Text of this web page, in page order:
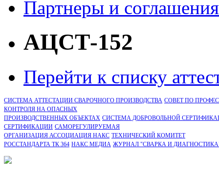
Партнеры и соглашения
АЦСТ-152
Перейти к списку
СИСТЕМА АТТЕСТАЦИИ СВАРОЧНОГО ПРОИЗВОДСТВА СОВЕТ ПО
КОНТРОЛЯ НА ОПАСНЫХ
ПРОИЗВОДСТВЕННЫХ ОБЪЕКТАХ СИСТЕМА ДОБРОВОЛЬНОЙ
CЕРТИФИКАЦИИ САМОРЕГУЛИРУЕМАЯ
ОРГАНИЗАЦИЯ АССОЦИАЦИЯ НАКС ТЕХНИЧЕСКИЙ КОМИТЕТ
РОССТАНДАРТА ТК 364 НАКС МЕДИА ЖУРНАЛ "СВАРКА И